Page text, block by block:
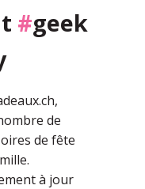
#geek
de
de fête
à jour